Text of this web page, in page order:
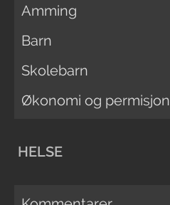
Amming
Barn
Skolebarn
Økonomi og permisjon
HELSE